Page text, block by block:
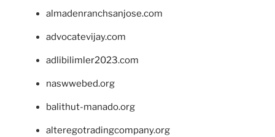
almadenranchsanjose.com
advocatevijay.com
adlibilimler2023.com
naswwebed.org
balithut-manado.org
alteregotradingcompany.org